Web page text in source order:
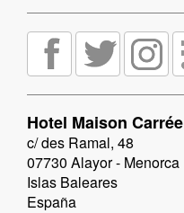
Hotel Maison Carrée
c/ des Ramal, 48
07730 Alayor - Menorca
Islas Baleares
España